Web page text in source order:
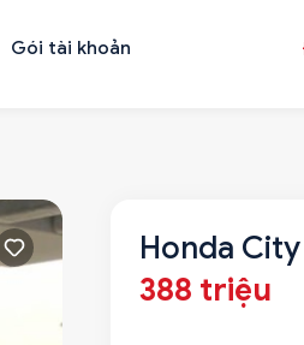
Gói tài khoản
Honda City
388 triệu